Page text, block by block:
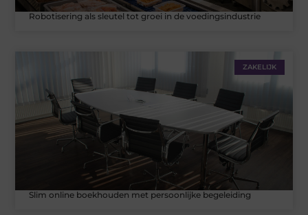
Robotisering als sleutel tot groei in de voedingsindustrie
ZAKELIJK
Slim online boekhouden met persoonlijke begeleiding